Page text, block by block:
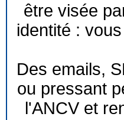
être visée
identité :
Des emails,
ou pressant
l'ANCV et